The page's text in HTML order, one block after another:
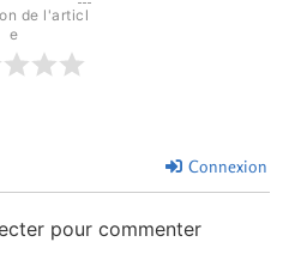
de l'articl
e
Connexion
pour commenter